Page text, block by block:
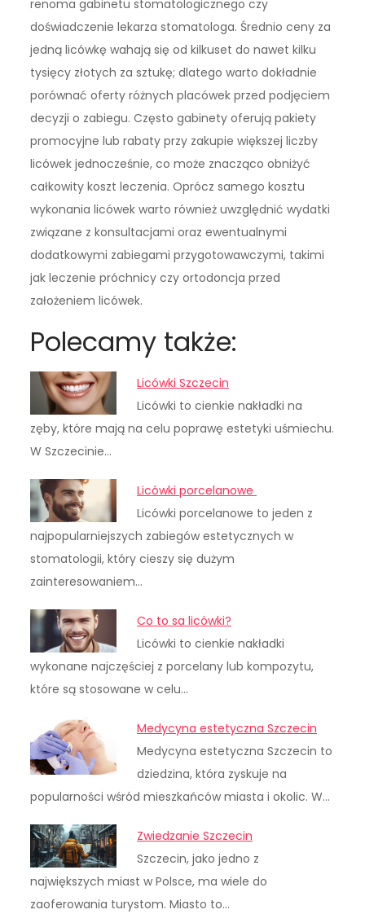
renoma gabinetu stomatologicznego czy
doświadczenie lekarza stomatologa. Średnio ceny za
jedną licówkę wahają się od kilkuset do nawet kilku
tysięcy złotych za sztukę; dlatego warto dokładnie
porównać oferty różnych placówek przed podjęciem
decyzji o zabiegu. Często gabinety oferują pakiety
promocyjne lub rabaty przy zakupie większej liczby
licówek jednocześnie, co może znacząco obniżyć
całkowity koszt leczenia. Oprócz samego kosztu
wykonania licówek warto również uwzględnić wydatki
związane z konsultacjami oraz ewentualnymi
dodatkowymi zabiegami przygotowawczymi, takimi
jak leczenie próchnicy czy ortodoncja przed
założeniem licówek.
Polecamy także:
Licówki Szczecin
Licówki to cienkie nakładki na
zęby, które mają na celu poprawę estetyki uśmiechu.
W Szczecinie…
Licówki porcelanowe
Licówki porcelanowe to jeden z
najpopularniejszych zabiegów estetycznych w
stomatologii, który cieszy się dużym
zainteresowaniem…
Co to sa licówki?
Licówki to cienkie nakładki
wykonane najczęściej z porcelany lub kompozytu,
które są stosowane w celu…
Medycyna estetyczna Szczecin
Medycyna estetyczna Szczecin to
dziedzina, która zyskuje na
popularności wśród mieszkańców miasta i okolic. W…
Zwiedzanie Szczecin
Szczecin, jako jedno z
największych miast w Polsce, ma wiele do
zaoferowania turystom. Miasto to…